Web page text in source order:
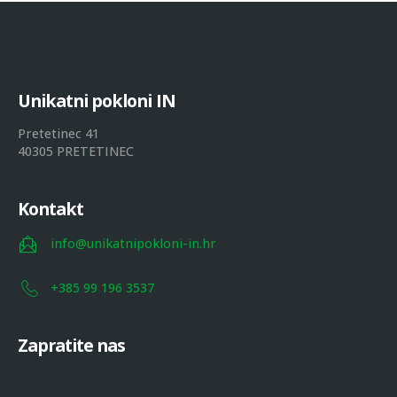
Unikatni pokloni IN
Pretetinec 41
40305 PRETETINEC
Kontakt
info@unikatnipokloni-in.hr
+385 99 196 3537
Zapratite nas